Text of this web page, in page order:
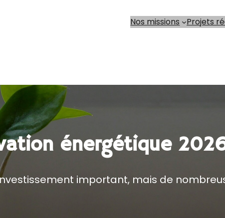
Nos missions Projets
énergétique
important, mais de